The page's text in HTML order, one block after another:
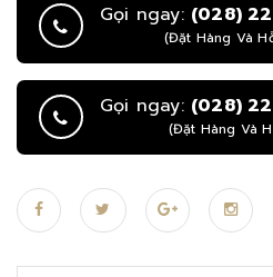
Gọi ngay: (028)
(Đặt Hàng Và
Gọi ngay: (028)
(Đặt Hàng Và